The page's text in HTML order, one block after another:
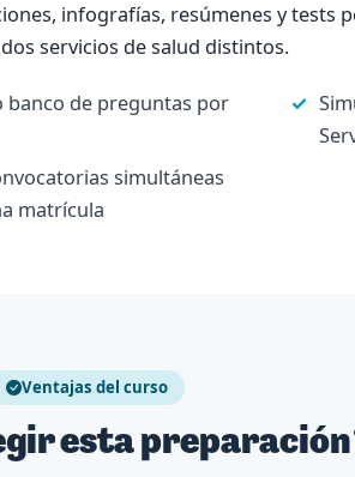
infografías, resúmenes y tests
servicios de salud distintos.
banco de preguntas por
simultáneas
matrícula
Ventajas del curso
esta